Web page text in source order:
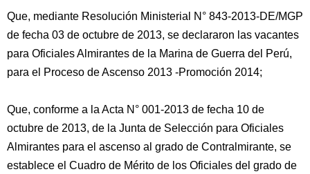
Que, mediante Resolución Ministerial N° 843-2013-DE/MGP
de fecha 03 de octubre de 2013, se declararon las vacantes
para Oficiales Almirantes de la Marina de Guerra del Perú,
para el Proceso de Ascenso 2013 -Promoción 2014;
Que, conforme a la Acta N° 001-2013 de fecha 10 de
octubre de 2013, de la Junta de Selección para Oficiales
Almirantes para el ascenso al grado de Contralmirante, se
establece el Cuadro de Mérito de los Oficiales del grado de